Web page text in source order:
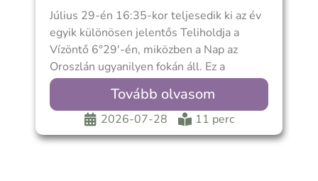
Július 29-én 16:35-kor teljesedik ki az év
egyik különösen jelentős Teliholdja a
Vízöntő 6°29′-én, miközben a Nap az
Oroszlán ugyanilyen fokán áll. Ez a
Telihold
Tovább olvasom
2026-07-28 11 perc